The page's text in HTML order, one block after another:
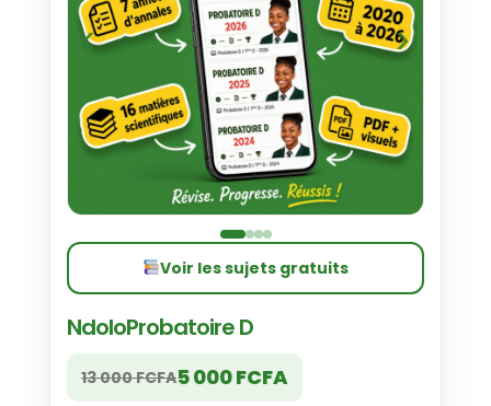
‹ ›
Voir les sujets gratuits
NdoloProbatoire D
13 000 FCFA5 000 FCFA